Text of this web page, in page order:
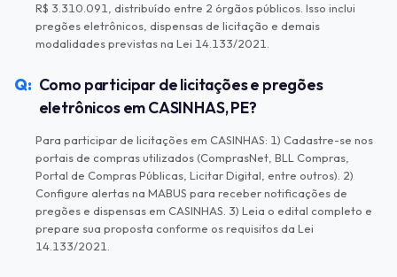
R$ 3.310.091, distribuído entre 2 órgãos públicos. Isso inclui
pregões eletrônicos, dispensas de licitação e demais
modalidades previstas na Lei 14.133/2021.
Como participar de licitações e pregões
eletrônicos em CASINHAS, PE?
Para participar de licitações em CASINHAS: 1) Cadastre-se nos
portais de compras utilizados (ComprasNet, BLL Compras,
Portal de Compras Públicas, Licitar Digital, entre outros). 2)
Configure alertas na MABUS para receber notificações de
pregões e dispensas em CASINHAS. 3) Leia o edital completo e
prepare sua proposta conforme os requisitos da Lei
14.133/2021.